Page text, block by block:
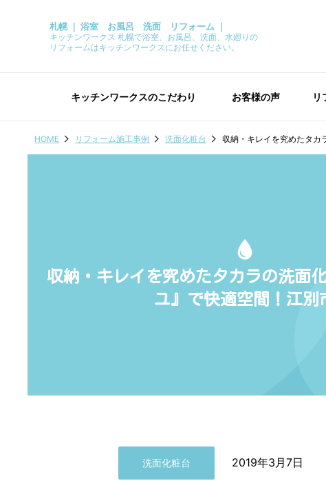
札幌 ｜ 浴室 お風呂 洗面 リフォーム ｜
キッチンワークス 札幌で浴室、お風呂、洗面、水廻りの
リフォームはキッチンワークスにお任せください。
キッチンワークスのこだわり お客様の声 リ
HOME リフォーム施工事例 洗面化粧台 収納・キレイを究めたタカ
収納・キレイを究めたタカラの洗面
ユ』で快適空間！江別
洗面化粧台 2019年3月7日